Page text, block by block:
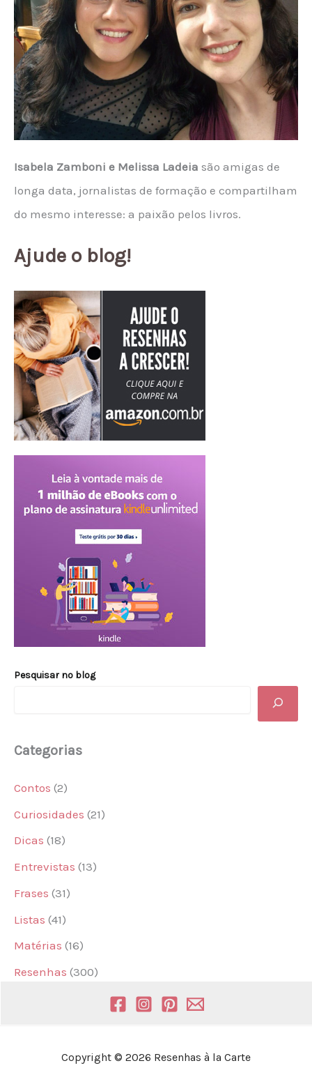
Isabela Zamboni e Melissa Ladeia são amigas de
longa data, jornalistas de formação e compartilham
do mesmo interesse: a paixão pelos livros.
Ajude o blog!
Pesquisar no blog
Categorias
Contos (2)
Curiosidades (21)
Dicas (18)
Entrevistas (13)
Frases (31)
Listas (41)
Matérias (16)
Resenhas (300)
Copyright © 2026 Resenhas à la Carte